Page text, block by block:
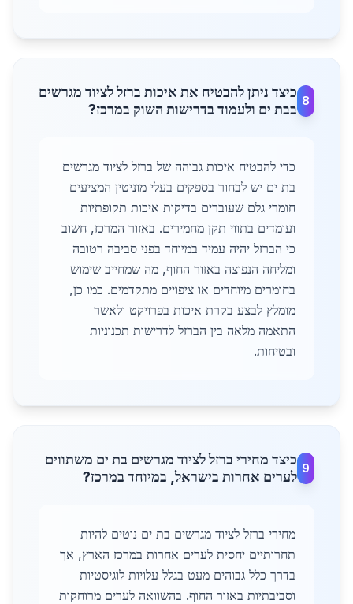
8
כיצד ניתן להבטיח את איכות ברזל לציוד מגרשים
בבת ים ולעמוד בדרישות השוק במרכז?
כדי להבטיח איכות גבוהה של ברזל לציוד מגרשים
בת ים יש לבחור בספקים בעלי מוניטין המציעים
חומרי גלם שעוברים בדיקות איכות תקופתיות
ועומדים בתווי תקן מחמירים. באזור המרכז, חשוב
כי הברזל יהיה עמיד במיוחד בפני סביבה רטובה
ומליחה הנפוצה באזור החוף, מה שמחייב שימוש
בחומרים מיוחדים או ציפויים מתקדמים. כמו כן,
מומלץ לבצע בקרת איכות בפרויקט ולאשר
התאמה מלאה בין הברזל לדרישות תכנוניות
ובטיחות.
9
כיצד מחירי ברזל לציוד מגרשים בת ים משתווים
לערים אחרות בישראל, במיוחד במרכז?
מחירי ברזל לציוד מגרשים בת ים נוטים להיות
תחרותיים יחסית לערים אחרות במרכז הארץ, אך
בדרך כלל גבוהים מעט בגלל עלויות לוגיסטיות
וסביבתיות באזור החוף. בהשוואה לערים מרוחקות